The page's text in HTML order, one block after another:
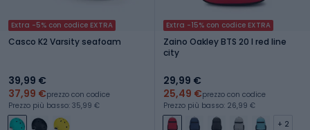
Extra -5% con codice EXTRA
Casco K2 Varsity seafoam
39,99 €
37,99 €prezzo con codice
Prezzo più basso: 35,99 €
Extra -15% con codice EXTRA
Zaino Oakley BTS 20 l red line
city
29,99 €
25,49 €prezzo con codice
Prezzo più basso: 26,99 €
+ 2